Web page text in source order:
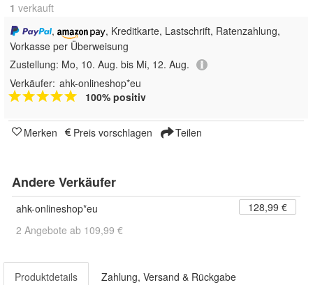
1 verkauft
,
, Kreditkarte, Lastschrift, Ratenzahlung,
Vorkasse per Überweisung
Zustellung: Mo, 10. Aug. bis Mi, 12. Aug.
Verkäufer: ahk-onlineshop*eu
100% positiv
Merken Preis vorschlagen Teilen
Andere Verkäufer
ahk-onlineshop*eu
128,99 €
2 Angebote ab 109,99 €
Produktdetails Zahlung, Versand & Rückgabe